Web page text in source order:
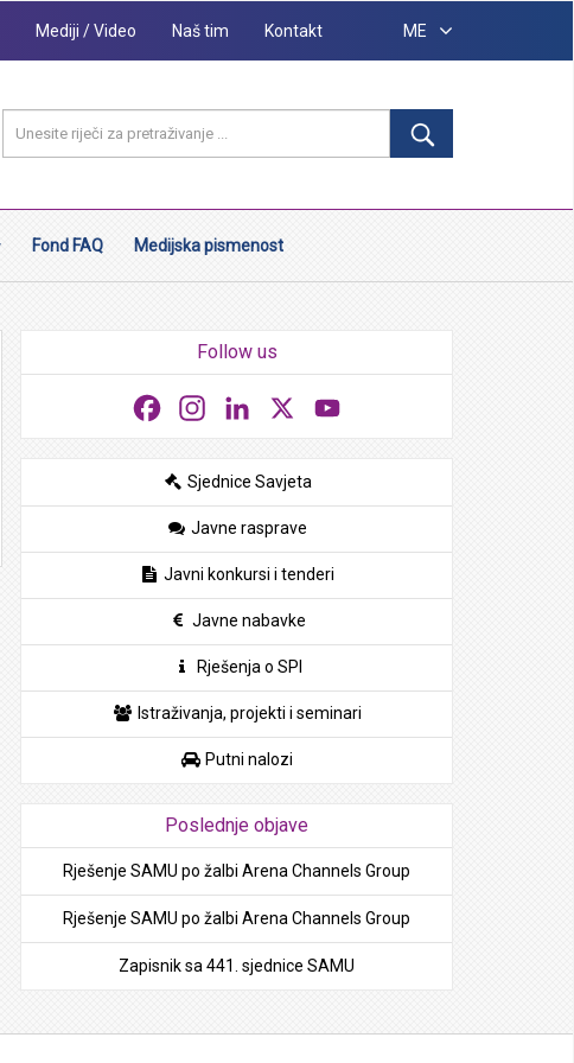
Mediji / Video Naš tim Kontakt ME
Fond FAQ Medijska pismenost
Follow us
FacebookInstagramLinkedIn
Sjednice Savjeta
Javne rasprave
Javni konkursi i tenderi
Javne nabavke
Rješenja o SPI
Istraživanja, projekti i seminari
Putni nalozi
Poslednje objave
Rješenje SAMU po žalbi Arena Channels Group
Rješenje SAMU po žalbi Arena Channels Group
Zapisnik sa 441. sjednice SAMU